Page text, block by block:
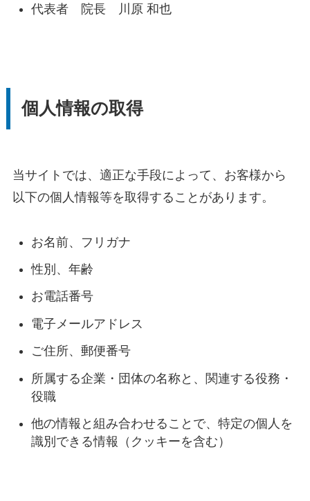
代表者 院長 川原 和也
個人情報の取得
当サイトでは、適正な手段によって、お客様から
以下の個人情報等を取得することがあります。
お名前、フリガナ
性別、年齢
お電話番号
電子メールアドレス
ご住所、郵便番号
所属する企業・団体の名称と、関連する役務・
役職
他の情報と組み合わせることで、特定の個人を
識別できる情報（クッキーを含む）